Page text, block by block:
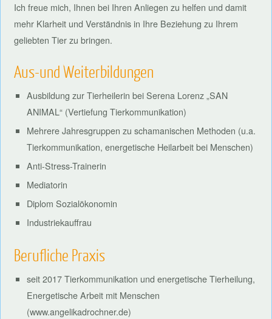
Ich freue mich, Ihnen bei Ihren Anliegen zu helfen und damit
mehr Klarheit und Verständnis in Ihre Beziehung zu Ihrem
geliebten Tier zu bringen.
Aus-und Weiterbildungen
Ausbildung zur Tierheilerin bei Serena Lorenz „SAN
ANIMAL“ (Vertiefung Tierkommunikation)
Mehrere Jahresgruppen zu schamanischen Methoden (u.a.
Tierkommunikation, energetische Heilarbeit bei Menschen)
Anti-Stress-Trainerin
Mediatorin
Diplom Sozialökonomin
Industriekauffrau
Berufliche Praxis
seit 2017 Tierkommunikation und energetische Tierheilung,
Energetische Arbeit mit Menschen
(www.angelikadrochner.de)